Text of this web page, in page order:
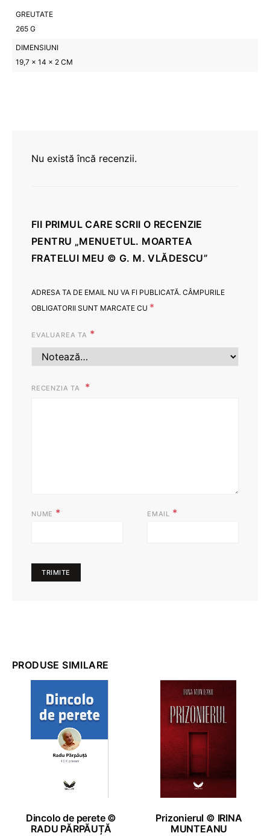
GREUTATE
265 G
DIMENSIUNI
19,7 × 14 × 2 CM
Nu există încă recenzii.
FII PRIMUL CARE SCRII O RECENZIE
PENTRU „MENUETUL. MOARTEA
FRATELUI MEU © G. M. VLĂDESCU”
ADRESA TA DE EMAIL NU VA FI PUBLICATĂ. CÂMPURILE
OBLIGATORII SUNT MARCATE CU *
EVALUAREA TA *
RECENZIA TA
NUME * EMAIL *
PRODUSE SIMILARE
ADAUGĂ ÎN COȘ
Dincolo de perete ©
RADU PĂRPĂUȚĂ
ADAUGĂ ÎN COȘ
Prizonierul © IRINA
MUNTEANU